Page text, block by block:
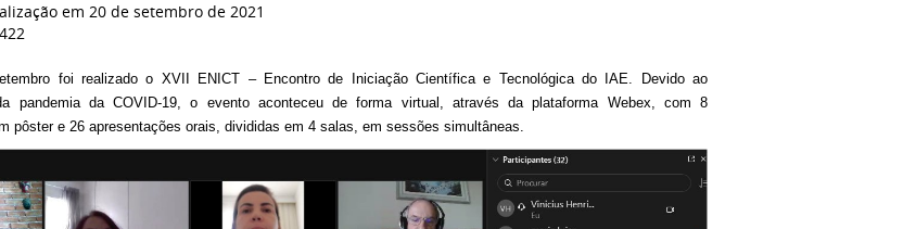
em 20 de setembro de 2021
foi realizado o XVII ENICT – Encontro de Iniciação Científica e Tecnológica do IAE. Devido ao
pandemia da COVID-19, o evento aconteceu de forma virtual, através da plataforma Webex, com 8
pôster e 26 apresentações orais, divididas em 4 salas, em sessões simultâneas.